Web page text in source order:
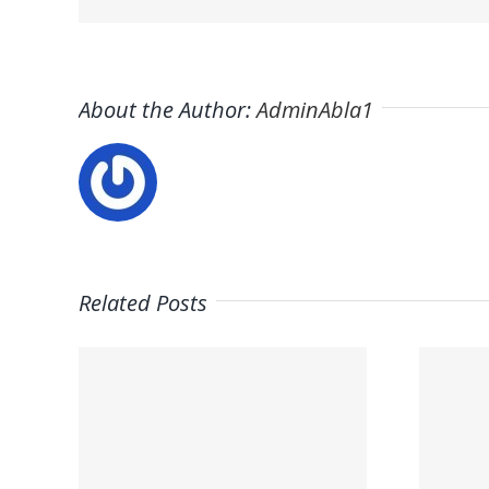
About the Author:AdminAbla1
Related Posts